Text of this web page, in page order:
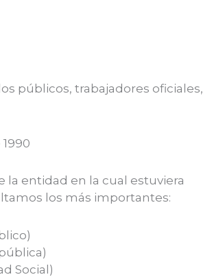
públicos, trabajadores oficiales,
la entidad en la cual estuviera
los más importantes:
Social)